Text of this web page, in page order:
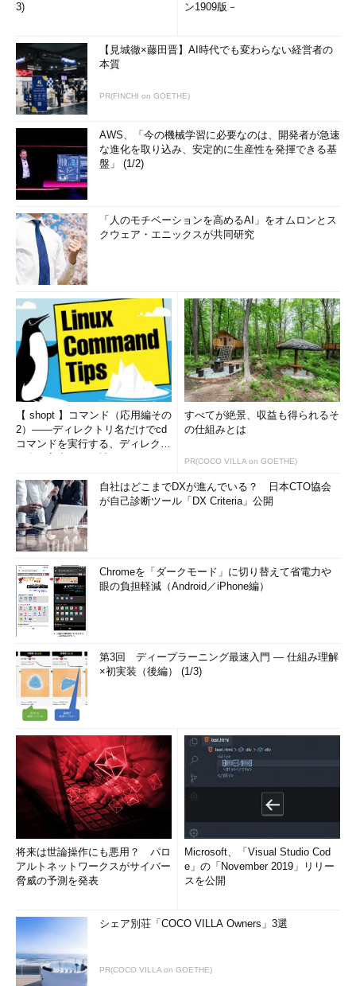
3)
ン1909版－
【見城徹×藤田晋】AI時代でも変わらない経営者の
本質
PR(FINCHI on GOETHE)
AWS、「今の機械学習に必要なのは、開発者が急速
な進化を取り込み、安定的に生産性を発揮できる基
盤」 (1/2)
「人のモチベーションを高めるAI」をオムロンとス
クウェア・エニックスが共同研究
【 shopt 】コマンド（応用編その
2）――ディレクトリ名だけでcd
コマンドを実行する、ディレクト
すべてが絶景、収益も得られるそ
の仕組みとは
PR(COCO VILLA on GOETHE)
自社はどこまでDXが進んでいる？ 日本CTO協会
が自己診断ツール「DX Criteria」公開
Chromeを「ダークモード」に切り替えて省電力や
眼の負担軽減（Android／iPhone編）
第3回 ディープラーニング最速入門 ― 仕組み理解
×初実装（後編） (1/3)
将来は世論操作にも悪用？ パロ
アルトネットワークスがサイバー
脅威の予測を発表
Microsoft、「Visual Studio Cod
e」の「November 2019」リリー
スを公開
シェア別荘「COCO VILLA Owners」3選
PR(COCO VILLA on GOETHE)